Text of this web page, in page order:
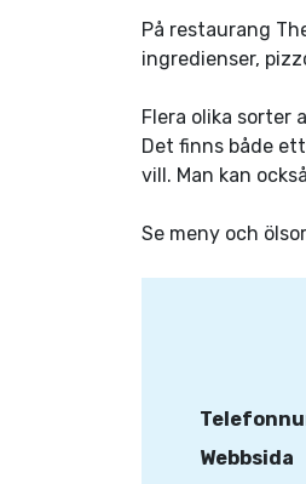
På restaurang
ingredienser,
Flera olika sorter
Det finns både
vill. Man kan
Se meny och
Webbsida